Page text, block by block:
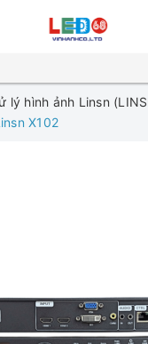
lý hình ảnh Linsn
X102